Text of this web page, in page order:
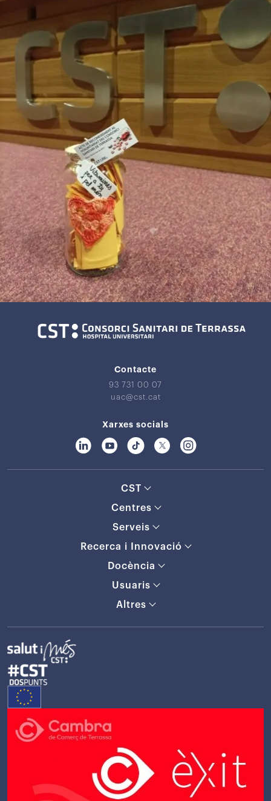
Contacte
93 731 00 07
uac@cst.cat
Xarxes socials
CST
Centres
Serveis
Recerca i Innovació
Docència
Usuaris
Altres